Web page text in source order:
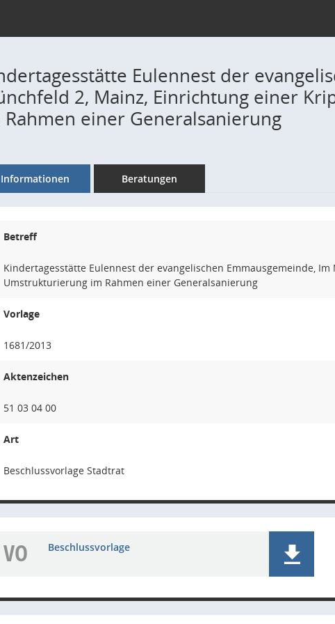
Eulennest der
2, Mainz, Einrichtung einer
Rahmen einer Generalsanierung
Informationen Beratungen
Betreff
Kindertagesstätte Eulennest der evangelischen Emmausgemeinde,
Umstrukturierung im Rahmen einer Generalsanierung
Vorlage
1681/2013
Aktenzeichen
51 03 04 00
Art
Beschlussvorlage Stadtrat
VO Beschlussvorlage